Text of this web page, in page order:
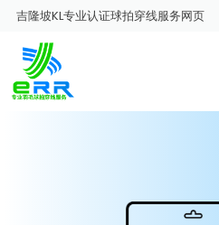
吉隆坡KL专业认证球拍穿线服务网页